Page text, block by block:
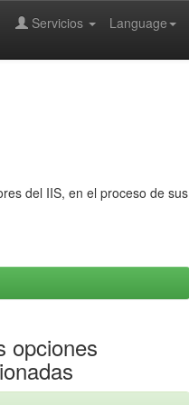
Language
Servicios
del IIS, en el proceso de sus
opciones